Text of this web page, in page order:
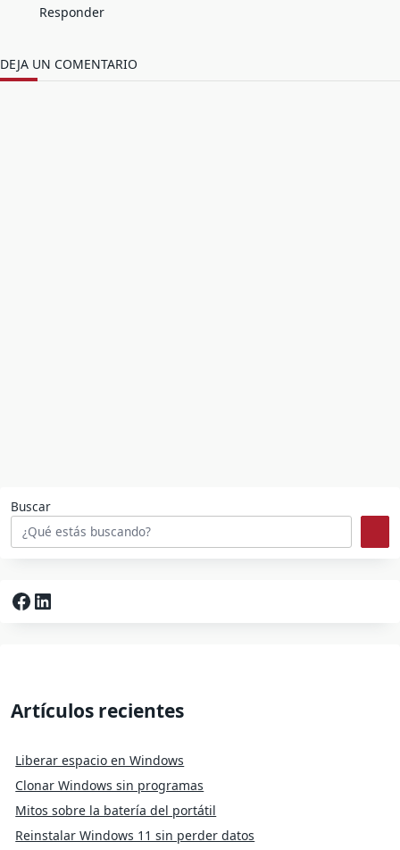
Responder
DEJA UN COMENTARIO
Buscar
Facebook
LinkedIn
Artículos recientes
Liberar espacio en Windows
Clonar Windows sin programas
Mitos sobre la batería del portátil
Reinstalar Windows 11 sin perder datos